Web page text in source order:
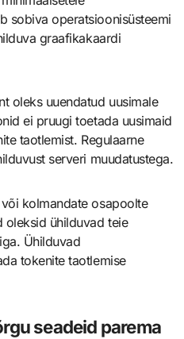
sobiva operatsioonisüsteemi
graafikakaardi
oleks uuendatud uusimale
ei pruugi toetada uusimaid
taotlemist. Regulaarne
serveri muudatustega.
kolmandate osapoolte
oleksid ühilduvad teie
Ühilduvad
tokenite taotlemise
seadeid parema